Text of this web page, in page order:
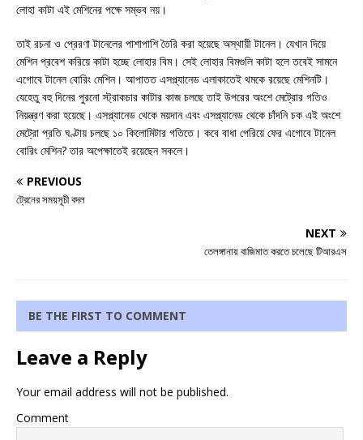
লোহা কাটা এই মেশিনের পক্ষে সম্ভব নয়।
তাই রচনা ও প্রেরণা টানেলের পাশাপাশি তৈরি করা হয়েছে অস্থায়ী টানেল। যেখান দিয়ে
মেশিন প্রবেশ করিয়ে কাটা হচ্ছে লোহার বিম। সেই লোহার বিমগুলি কাটা হলে তবেই সামনে
এগোবে টানেল বোরিং মেশিন। আপাতত এসপ্ল্যানেড এলাকাতেই থমকে রয়েছে মেশিনটি।
যেহেতু বহু দিনের পুরনো স্ট্রাকচার কাটার কাজ চলছে তাই উপরের অংশে মেট্রোর গতিও
নিয়ন্ত্রণ করা হয়েছে। এসপ্ল্যানেড থেকে ময়দান এবং এসপ্ল্যানেড থেকে চাঁদনি চক এই অংশে
মেট্রো প্রতি ঘণ্টায় চলছে ১০ কিলোমিটার গতিতে। কবে বাধা পেরিয়ে ফের এগোবে টানেল
বোরিং মেশিন? তার অপেক্ষাতেই রয়েছেন সকলে।
PREVIOUS
ট্রেনের সময়সূচী বদল
NEXT
তেলঙ্গানায় বাজিমাত করতে চলেছে টিআরএস
BE THE FIRST TO COMMENT
Leave a Reply
Your email address will not be published.
Comment